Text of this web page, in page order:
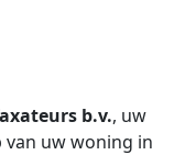
b.v., uw
uw woning in